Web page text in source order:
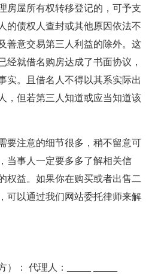
房屋所有权转移登记的，可予支
的债权人查封或其他原因依法不
善意交易第三人利益的除外。这
经就借名购房达成了书面协议，
实。且借名人不得以其系实际出
，但若第三人知道或应当知道该
要注意的细节很多，稍不留意可
当事人一定要多多了解相关信
权益。如果你在购买或者出售二
可以通过我们网站委托律师来解
： 代理人：_____ _____